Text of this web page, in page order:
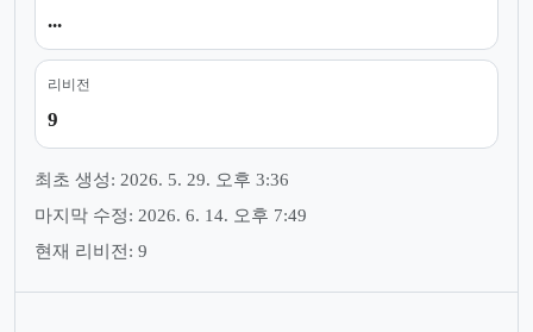
...
리비전
9
최초 생성: 2026. 5. 29. 오후 3:36
마지막 수정: 2026. 6. 14. 오후 7:49
현재 리비전: 9